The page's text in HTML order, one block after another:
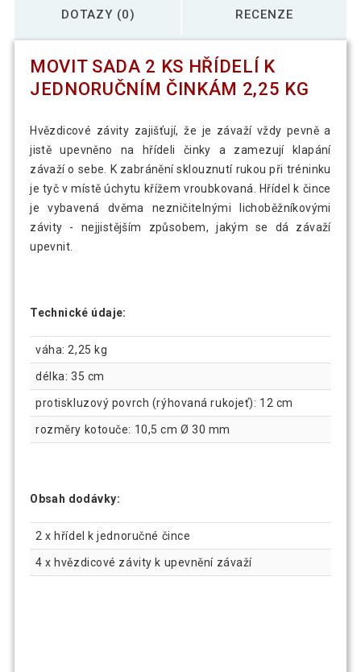
DOTAZY (0) RECENZE
MOVIT SADA 2 KS HŘÍDELÍ K
JEDNORUČNÍM ČINKÁM 2,25 KG
Hvězdicové závity zajišťují, že je závaží vždy pevně a
jistě upevněno na hřídeli činky a zamezují klapání
závaží o sebe. K zabránění sklouznutí rukou při tréninku
je tyč v místě úchytu křížem vroubkovaná. Hřídel k čince
je vybavená dvěma nezničitelnými lichoběžníkovými
závity - nejjistějším způsobem, jakým se dá závaží
upevnit.
Technické údaje:
váha: 2,25 kg
délka: 35 cm
protiskluzový povrch (rýhovaná rukojeť): 12 cm
rozměry kotouče: 10,5 cm Ø 30 mm
Obsah dodávky:
2 x hřídel k jednoručné čince
4 x hvězdicové závity k upevnění závaží